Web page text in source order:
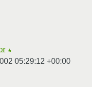
★
05:29:12 +00:00